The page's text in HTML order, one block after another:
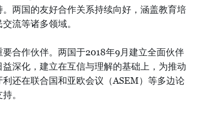
两国的友好合作关系持续向好，涵盖教育培
流等诸多领域。
合作伙伴。两国于2018年9月建立全面伙伴
深化，建立在互信与理解的基础上，为推动
还在联合国和亚欧会议（ASEM）等多边论
。